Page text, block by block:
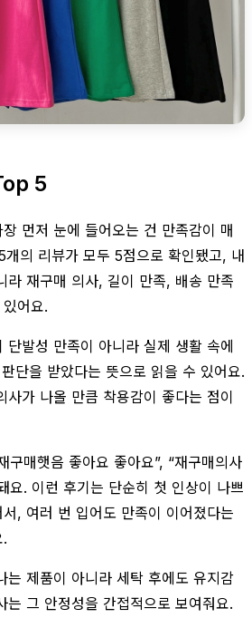
5
먼저 눈에 들어오는 건 만족감이 매
의 리뷰가 모두 5점으로 확인됐고, 내
라 재구매 의사, 길이 만족, 배송 만족
어요.
단발성 만족이 아니라 실제 생활 속에
단을 받았다는 뜻으로 읽을 수 있어요.
사가 나올 만큼 착용감이 좋다는 점이
구매햇음 좋아요 좋아요”, “재구매의사
요. 이런 후기는 단순히 첫 인상이 나쁘
, 여러 번 입어도 만족이 이어졌다는
는 제품이 아니라 세탁 후에도 유지감
는 그 안정성을 간접적으로 보여줘요.